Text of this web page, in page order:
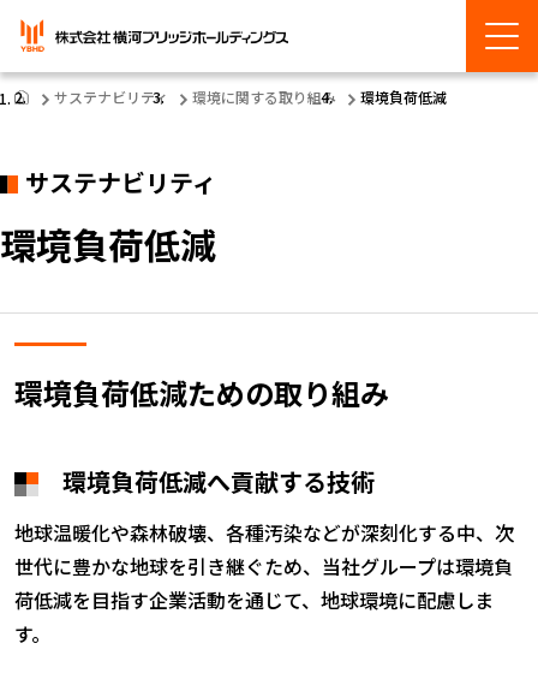
サステナビリティ 環境に関する取り組み 環境負荷低減
サステナビリティ
環境負荷低減
環境負荷低減ための取り組み
環境負荷低減へ貢献する技術
地球温暖化や森林破壊、各種汚染などが深刻化する中、次
世代に豊かな地球を引き継ぐため、当社グループは環境負
荷低減を目指す企業活動を通じて、地球環境に配慮しま
す。